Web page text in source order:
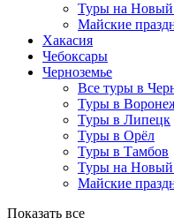
Туры на Новый
Майские
Хакасия
Чебоксары
Черноземье
Все туры в
Туры в
Туры в Липецк
Туры в Орёл
Туры в Тамбов
Туры на Новый
Майские
Показать все